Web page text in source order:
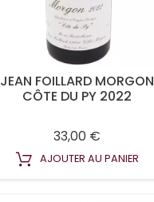
JEAN FOILLARD MORGON
CÔTE DU PY 2022
33,00 €
AJOUTER AU PANIER